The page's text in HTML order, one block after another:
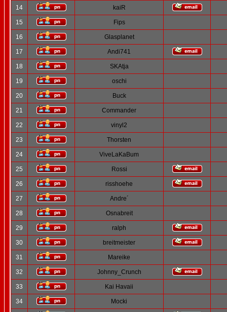
14 kaiR
15 Fips
16 Glasplanet
17 Andi741
18 SKAtja
19 oschi
20 Buck
21 Commander
22 vinyl2
23 Thorsten
24 ViveLaKaBum
25 Rossi
26 risshoehe
27 Andre´
28 Osnabreit
29 ralph
30 breitmeister
31 Mareike
32 Johnny_Crunch
33 Kai Havaii
34 Mocki